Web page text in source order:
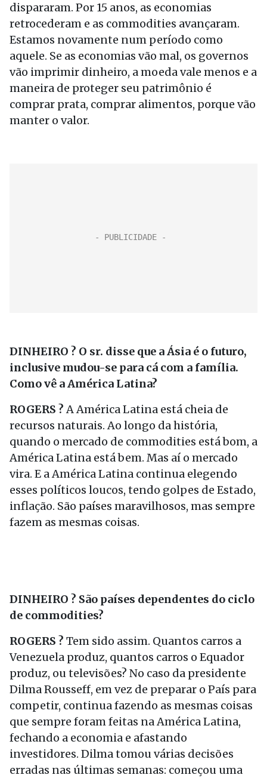
dispararam. Por 15 anos, as economias
retrocederam e as commodities avançaram.
Estamos novamente num período como
aquele. Se as economias vão mal, os governos
vão imprimir dinheiro, a moeda vale menos e a
maneira de proteger seu patrimônio é
comprar prata, comprar alimentos, porque vão
manter o valor.
DINHEIRO ? O sr. disse que a Ásia é o futuro,
inclusive mudou-se para cá com a família.
Como vê a América Latina?
ROGERS ?A América Latina está cheia de
recursos naturais. Ao longo da história,
quando o mercado de commodities está bom, a
América Latina está bem. Mas aí o mercado
vira. E a América Latina continua elegendo
esses políticos loucos, tendo golpes de Estado,
inflação. São países maravilhosos, mas sempre
fazem as mesmas coisas.
DINHEIRO ? São países dependentes do ciclo
de commodities?
ROGERS ? Tem sido assim. Quantos carros a
Venezuela produz, quantos carros o Equador
produz, ou televisões? No caso da presidente
Dilma Rousseff, em vez de preparar o País para
competir, continua fazendo as mesmas coisas
que sempre foram feitas na América Latina,
fechando a economia e afastando
investidores. Dilma tomou várias decisões
erradas nas últimas semanas: começou uma